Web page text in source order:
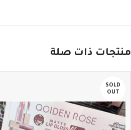
منتجات ذات صلة
SOLD
OUT